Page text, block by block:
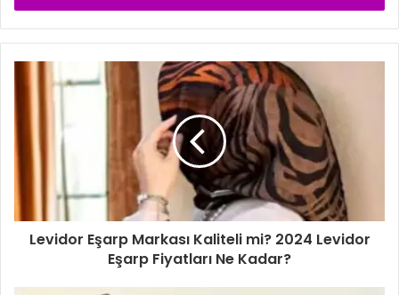
s
t
z
Levidor Eşarp Markası Kaliteli mi? 2024 Levidor
Eşarp Fiyatları Ne Kadar?